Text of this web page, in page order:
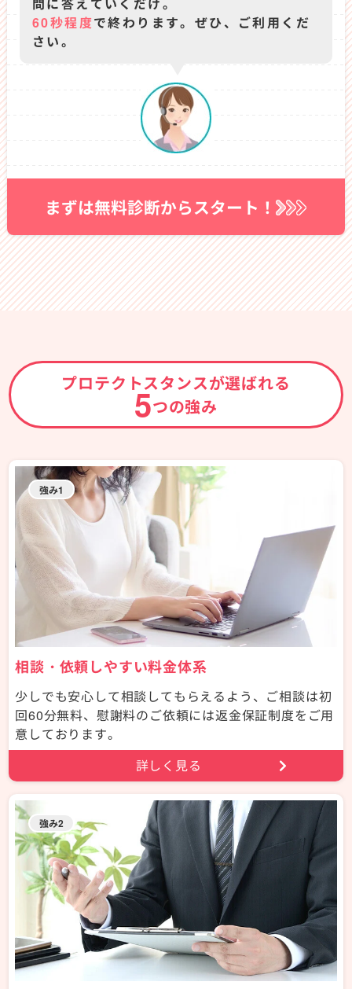
60秒程度で終わります。ぜひ、ご利用くだ
さい。
まずは無料診断からスタート！
プロテクトスタンスが選ばれる
5つの強み
相談・依頼しやすい料金体系
強み1
少しでも安心して相談してもらえるよう、ご相談は初
回60分無料、慰謝料のご依頼には返金保証制度をご用
意しております。
詳しく見る
強み2